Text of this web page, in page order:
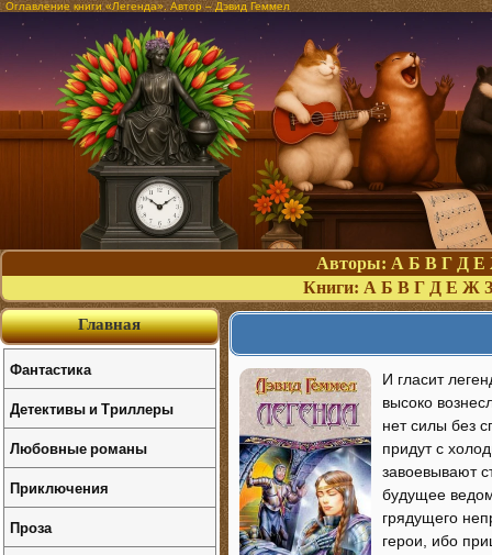
Оглавление книги «Легенда». Автор – Дэвид Геммел
Авторы: А Б В Г Д Е
Книги: А Б В Г Д Е Ж З
И гласит
высоко
нет силы без
придут с
завоевывают
будущее
грядущего
герои, ибо
Главная
Фантастика
Детективы и Триллеры
Любовные романы
Приключения
Проза